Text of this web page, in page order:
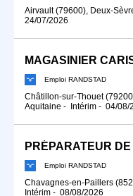
Airvault (79600), Deux-
24/07/2026
MAGASINIER
Emploi RANDSTAD
Châtillon-sur-Thouet
Aquitaine - Intérim - 04/08/
PRÉPARATEUR
Emploi RANDSTAD
Chavagnes-en-Paillers
Intérim - 08/08/2026